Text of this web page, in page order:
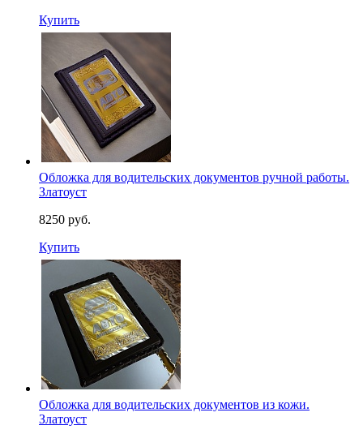
Купить
Обложка для водительских документов ручной работы.
Златоуст
8250 руб.
Купить
Обложка для водительских документов из кожи.
Златоуст